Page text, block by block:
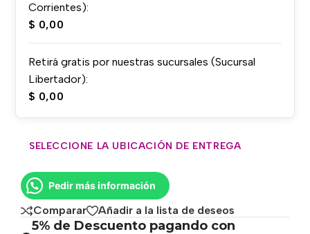
Corrientes):
$ 0,00
Retirá gratis por nuestras sucursales (Sucursal
Libertador):
$ 0,00
SELECCIONE LA UBICACIÓN DE ENTREGA
Pedir más información
Comparar Añadir a la lista de deseos
5% de Descuento pagando con